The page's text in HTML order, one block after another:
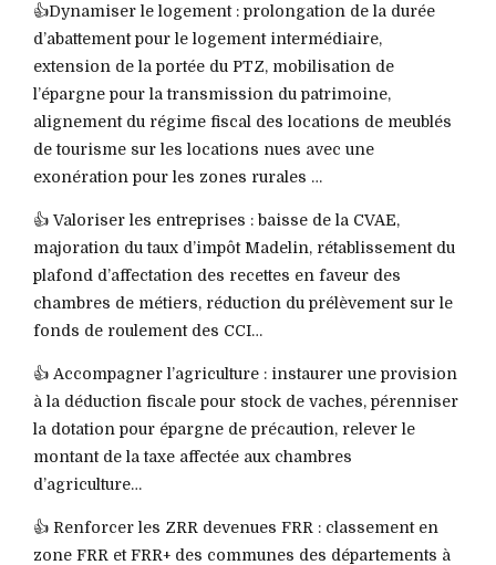
👍Dynamiser le logement : prolongation de la durée
d’abattement pour le logement intermédiaire,
extension de la portée du PTZ, mobilisation de
l’épargne pour la transmission du patrimoine,
alignement du régime fiscal des locations de meublés
de tourisme sur les locations nues avec une
exonération pour les zones rurales …
👍 Valoriser les entreprises : baisse de la CVAE,
majoration du taux d’impôt Madelin, rétablissement du
plafond d’affectation des recettes en faveur des
chambres de métiers, réduction du prélèvement sur le
fonds de roulement des CCI…
👍 Accompagner l’agriculture : instaurer une provision
à la déduction fiscale pour stock de vaches, pérenniser
la dotation pour épargne de précaution, relever le
montant de la taxe affectée aux chambres
d’agriculture…
👍 Renforcer les ZRR devenues FRR : classement en
zone FRR et FRR+ des communes des départements à